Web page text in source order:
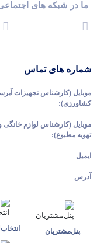
ما در شبکه های
شماره های تماس
موبایل (کارشناس تجهیزات
کشاورزی):
موبایل (کارشناس لوازم خانگی
تهویه مطبوع):
ایمیل
آدرس
پنل‌مشتریان